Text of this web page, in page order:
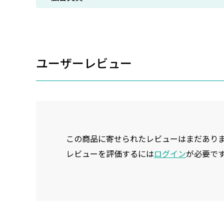
ユーザーレビュー
この商品に寄せられたレビューはまだあり
レビューを評価するにはログインが必要です